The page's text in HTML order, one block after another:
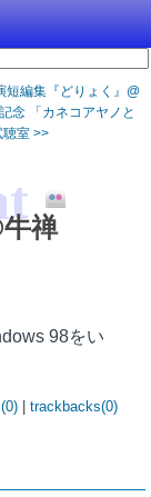
短編集『どりょく』@
念 「カネコアヤノと
室 >>
禅
98をい
trackbacks(0)